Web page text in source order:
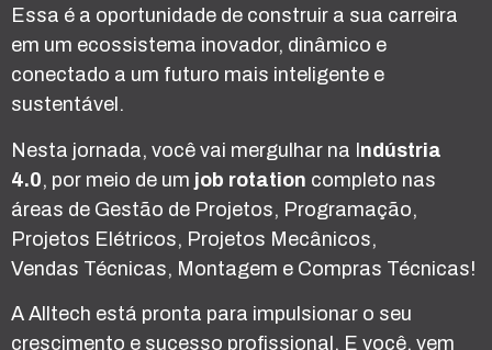
Essa é a oportunidade de construir a sua carreira
em um ecossistema inovador, dinâmico e
conectado a um futuro mais inteligente e
sustentável.
Nesta jornada, você vai mergulhar na Indústria
4.0, por meio de um job rotation completo nas
áreas de Gestão de Projetos, Programação,
Projetos Elétricos, Projetos Mecânicos,
Vendas Técnicas, Montagem e Compras Técnicas!
A Alltech está pronta para impulsionar o seu
crescimento e sucesso profissional. E você, vem